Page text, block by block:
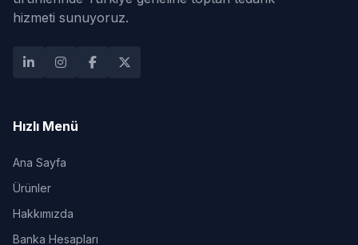
hizmeti sunuyoruz.
Hızlı Menü
Ana Sayfa
Ürünler
Hakkımızda
Banka Hesapları